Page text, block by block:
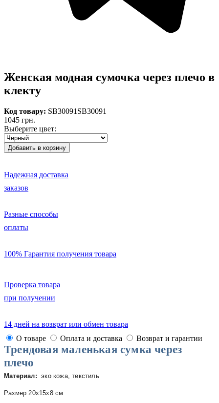
Женская модная сумочка через плечо в
клекту
Код товару: SB30091 SB30091
1045 грн.
Выберите цвет:
Надежная доставка
заказов
Разные способы
оплаты
100% Гарантия получения товара
Проверка товара
при получении
14 дней на возврат или обмен товара
О товаре
Оплата и доставка Возврат и гарантии
Трендовая маленькая сумка через
плечо
Материал: эко кожа, текстиль
Размер 20x15x8 см